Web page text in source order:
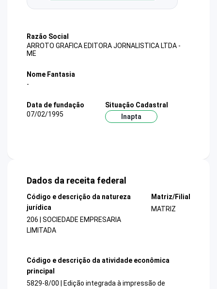
Razão Social
ARROTO GRAFICA EDITORA JORNALISTICA LTDA -
ME
Nome Fantasia
-
Data de fundação
07/02/1995
Situação Cadastral
Inapta
Dados da receita federal
Código e descrição da natureza
jurídica
206 | SOCIEDADE EMPRESARIA
LIMITADA
Matriz/Filial
MATRIZ
Código e descrição da atividade econômica
principal
5829-8/00 | Edição integrada à impressão de